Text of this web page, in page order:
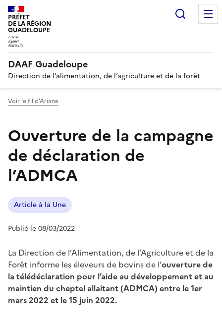
PRÉFET
DE LA RÉGION
GUADELOUPE
DAAF Guadeloupe
Direction de l’alimentation, de l’agriculture et de la forêt
Voir le fil d'Ariane
Ouverture de la campagne
de déclaration de
l’ADMCA
Article à la Une
Publié le 08/03/2022
La Direction de l’Alimentation, de l’Agriculture et de la
Forêt informe les éleveurs de bovins de l’ouverture de
la télédéclaration pour l’aide au développement et au
maintien du cheptel allaitant (ADMCA) entre le 1er
mars 2022 et le 15 juin 2022.